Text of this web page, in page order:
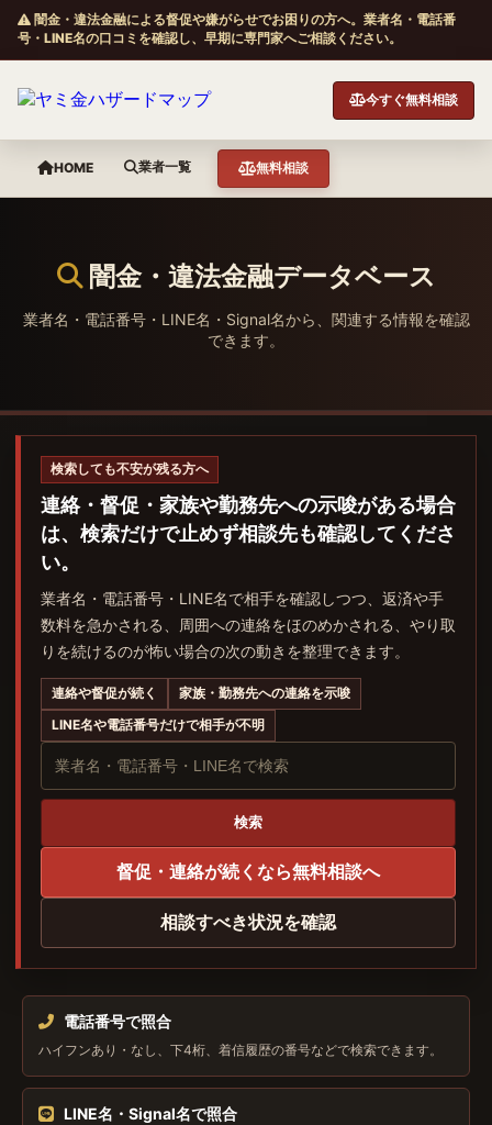
闇金・違法金融による督促や嫌がらせでお困りの方へ。業者名・電話番
号・LINE名の口コミを確認し、早期に専門家へご相談ください。
今すぐ無料相談
HOME 業者一覧 無料相談
闇金・違法金融データベース
業者名・電話番号・LINE名・Signal名から、関連する情報を確認
できます。
検索しても不安が残る方へ
連絡・督促・家族や勤務先への示唆がある場合
は、検索だけで止めず相談先も確認してくださ
い。
業者名・電話番号・LINE名で相手を確認しつつ、返済や手
数料を急かされる、周囲への連絡をほのめかされる、やり取
りを続けるのが怖い場合の次の動きを整理できます。
連絡や督促が続く
家族・勤務先への連絡を示唆
LINE名や電話番号だけで相手が不明
業
者
名・
話
号・
名
で
検
索
検索
督促・連絡が続くなら無料相談へ
相談すべき状況を確認
電話番号で照合
ハイフンあり・なし、下4桁、着信履歴の番号などで検索できます。
LINE名・Signal名で照合